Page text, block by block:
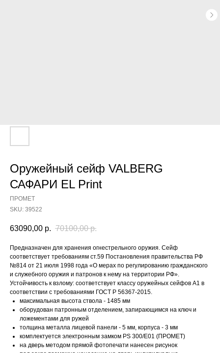
Оружейный сейф VALBERG
САФАРИ EL Print
ПРОМЕТ
SKU: 39522
63090,00 р. 70100,00 р.
Предназначен для хранения огнестрельного оружия. Сейф
соответствует требованиям ст.59 Постановления правительства РФ
№814 от 21 июля 1998 года «О мерах по регулированию гражданского
и служебного оружия и патронов к нему на территории РФ».
Устойчивость к взлому: соответствует классу оружейных сейфов А1 в
соответствии с требованиями ГОСТ Р 56367-2015.
максимальная высота ствола - 1485 мм
оборудован патронным отделением, запирающимся на ключ и
ложементами для ружей
толщина металла лицевой панели - 5 мм, корпуса - 3 мм
комплектуется электронным замком PS 300/E01 (ПРОМЕТ)
на дверь методом прямой фотопечати нанесен рисунок